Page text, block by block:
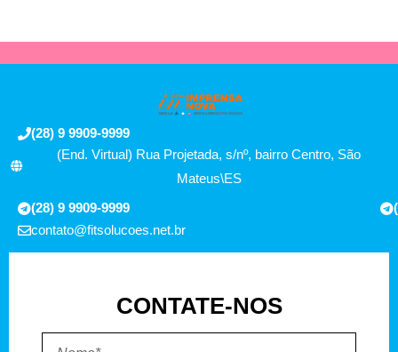
(28) 9 9909-9999
(End. Virtual) Rua Projetada, s/nº, bairro Centro, São
Mateus\ES
(28) 9 9909-9999
contato@fitsolucoes.net.br
CONTATE-NOS